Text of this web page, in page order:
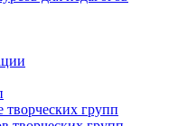
творческих групп